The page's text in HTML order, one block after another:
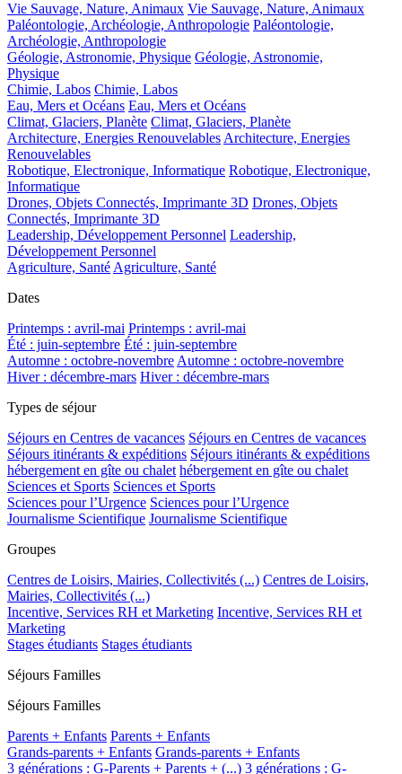
Vie Sauvage, Nature, Animaux Vie Sauvage, Nature, Animaux
Paléontologie, Archéologie, Anthropologie Paléontologie,
Archéologie, Anthropologie
Géologie, Astronomie, Physique Géologie, Astronomie,
Physique
Chimie, Labos Chimie, Labos
Eau, Mers et Océans Eau, Mers et Océans
Climat, Glaciers, Planète Climat, Glaciers, Planète
Architecture, Energies RenouvelablesArchitecture, Energies
Renouvelables
Robotique, Electronique, Informatique Robotique, Electronique,
Informatique
Drones, Objets Connectés, Imprimante 3D Drones, Objets
Connectés, Imprimante 3D
Leadership, Développement Personnel Leadership,
Développement Personnel
Agriculture, SantéAgriculture, Santé
Dates
Printemps : avril-mai Printemps : avril-mai
Été : juin-septembre Été : juin-septembre
Automne : octobre-novembreAutomne : octobre-novembre
Hiver : décembre-mars Hiver : décembre-mars
Types de séjour
Séjours en Centres de vacances Séjours en Centres de vacances
Séjours itinérants & expéditions Séjours itinérants & expéditions
hébergement en gîte ou chalet hébergement en gîte ou chalet
Sciences et Sports Sciences et Sports
Sciences pour l’Urgence Sciences pour l’Urgence
Journalisme Scientifique Journalisme Scientifique
Groupes
Centres de Loisirs, Mairies, Collectivités (...) Centres de Loisirs,
Mairies, Collectivités (...)
Incentive, Services RH et Marketing Incentive, Services RH et
Marketing
Stages étudiants Stages étudiants
Séjours Familles
Séjours Familles
Parents + Enfants Parents + Enfants
Grands-parents + Enfants Grands-parents + Enfants
3 générations : G-Parents + Parents + (...) 3 générations : G-